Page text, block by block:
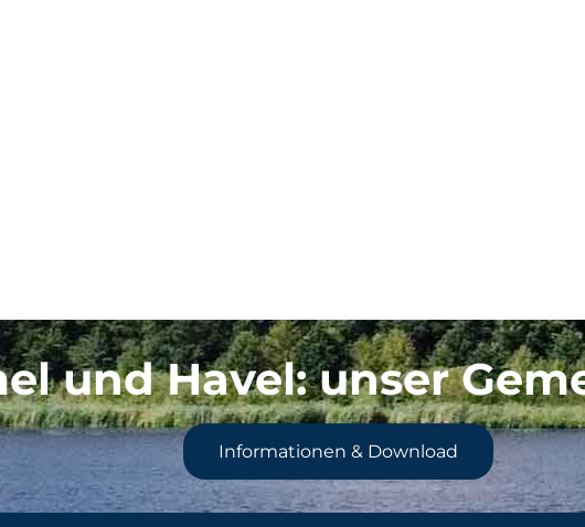
und Havel: unser
Informationen & Download